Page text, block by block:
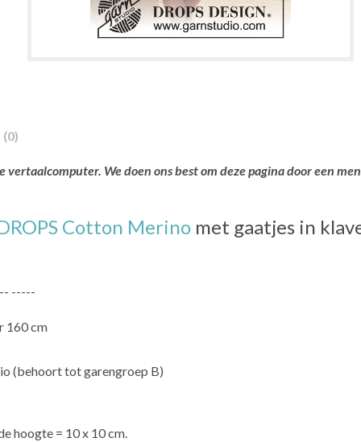
We doen ons best om deze pagina door een
Cotton Merino met gaatjes in
-----
160 cm
(behoort tot garengroep B)
hoogte = 10 x 10 cm.